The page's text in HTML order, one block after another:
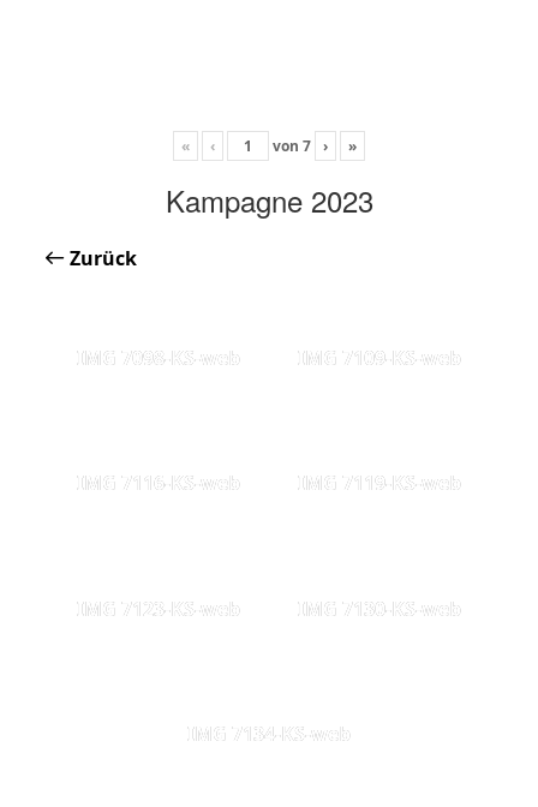
« ‹ von 7 › »
Kampagne 2023
Zurück
IMG 7098-KS-web IMG 7109-KS-web
IMG 7116-KS-web IMG 7119-KS-web
IMG 7123-KS-web IMG 7130-KS-web
IMG 7134-KS-web